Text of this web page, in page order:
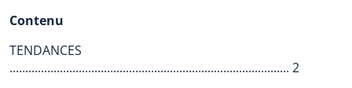
Contenu
TENDANCES
......................................................................................... 2